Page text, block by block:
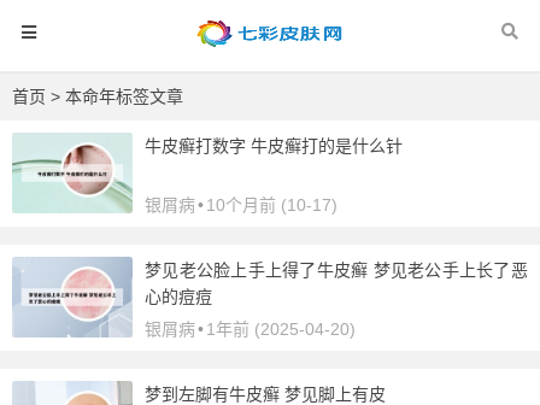
首页 > 本命年标签文章
牛皮癣打数字 牛皮癣打的是什么针
银屑病•10个月前 (10-17)
梦见老公脸上手上得了牛皮癣 梦见老公手上长了恶
心的痘痘
银屑病•1年前 (2025-04-20)
梦到左脚有牛皮癣 梦见脚上有皮